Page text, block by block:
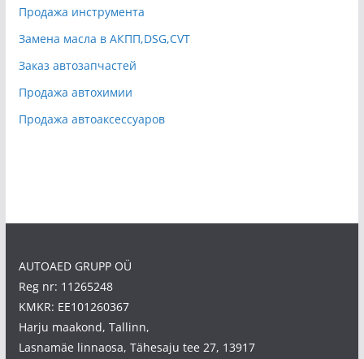
Продажа инструмента
Замена масла в АКПП,DSG,CVT
Заказ автозапчастей
Продажа автохимии
Продажа автоаксессуаров
AUTOAED GRUPP OÜ
Reg nr: 11265248
KMKR: EE101260367
Harju maakond, Tallinn,
Lasnamäe linnaosa, Tähesaju tee 27, 13917